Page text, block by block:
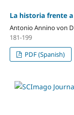
La historia frente
Antonio Annino von
181-199
PDF (Spanish)